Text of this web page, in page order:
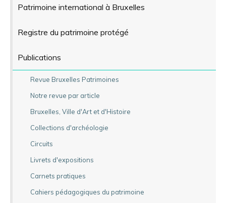
Patrimoine international à Bruxelles
Registre du patrimoine protégé
Publications
Revue Bruxelles Patrimoines
Notre revue par article
Bruxelles, Ville d'Art et d'Histoire
Collections d'archéologie
Circuits
Livrets d'expositions
Carnets pratiques
Cahiers pédagogiques du patrimoine